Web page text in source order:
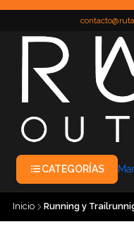
CATEGORÍAS
Inicio Running y